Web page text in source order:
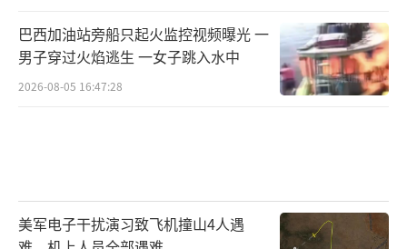
巴西加油站旁船只起火监控视频曝光 一
男子穿过火焰逃生 一女子跳入水中
2026-08-05 16:47:28
美军电子干扰演习致飞机撞山4人遇